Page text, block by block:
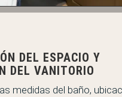
DEL ESPACIO Y
DEL VANITORIO
medidas del baño,